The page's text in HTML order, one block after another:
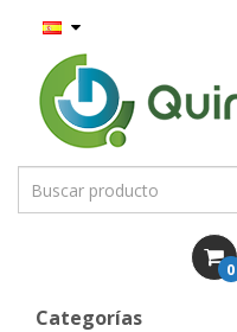
0
Categorías